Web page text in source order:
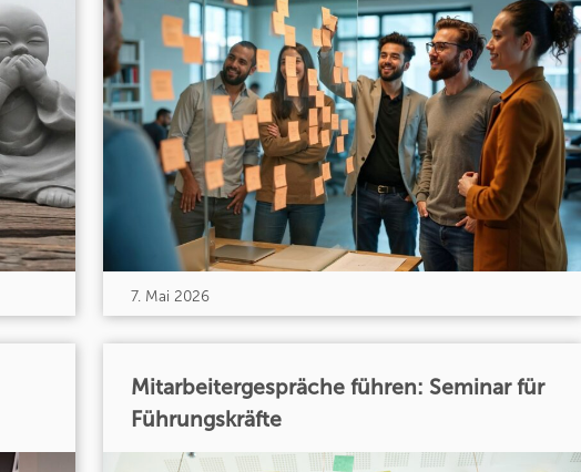
7. Mai 2026
Mitarbeitergespräche führen: Seminar für
Führungskräfte